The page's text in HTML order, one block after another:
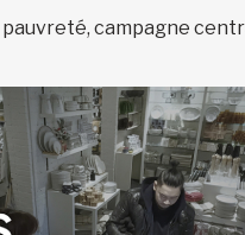
pauvreté, campagne